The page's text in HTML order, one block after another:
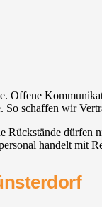
Offene
schaffen wir
dürfen
handelt mit